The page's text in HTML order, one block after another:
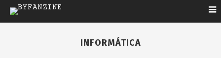
INFORMÁTICA